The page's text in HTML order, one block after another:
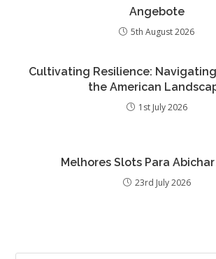
Angebote
5th August 2026
Cultivating Resilience:
the American
1st July 2026
Melhores Slots Para
23rd July 2026